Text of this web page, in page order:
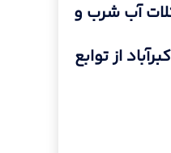
آب شرب و
از توابع